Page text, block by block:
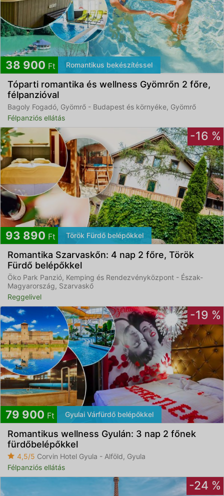
38 900 Ft Romantikus bekészítéssel
Tóparti romantika és wellness Gyömrőn 2 főre,
félpanzióval
Bagoly Fogadó, Gyömrő - Budapest és környéke, Gyömrő
Félpanziós ellátás
-16 %
93 890 Ft Török Fürdő belépőkkel
Romantika Szarvaskőn: 4 nap 2 főre, Török
Fürdő belépőkkel
Öko Park Panzió, Kemping és Rendezvényközpont - Észak-
Magyarország, Szarvaskő
Reggelivel
-19 %
79 900 Ft Gyulai Várfürdő belépőkkel
Romantikus wellness Gyulán: 3 nap 2 főnek
fürdőbelépőkkel
4,5/5 Corvin Hotel Gyula - Alföld, Gyula
Félpanziós ellátás
-24 %